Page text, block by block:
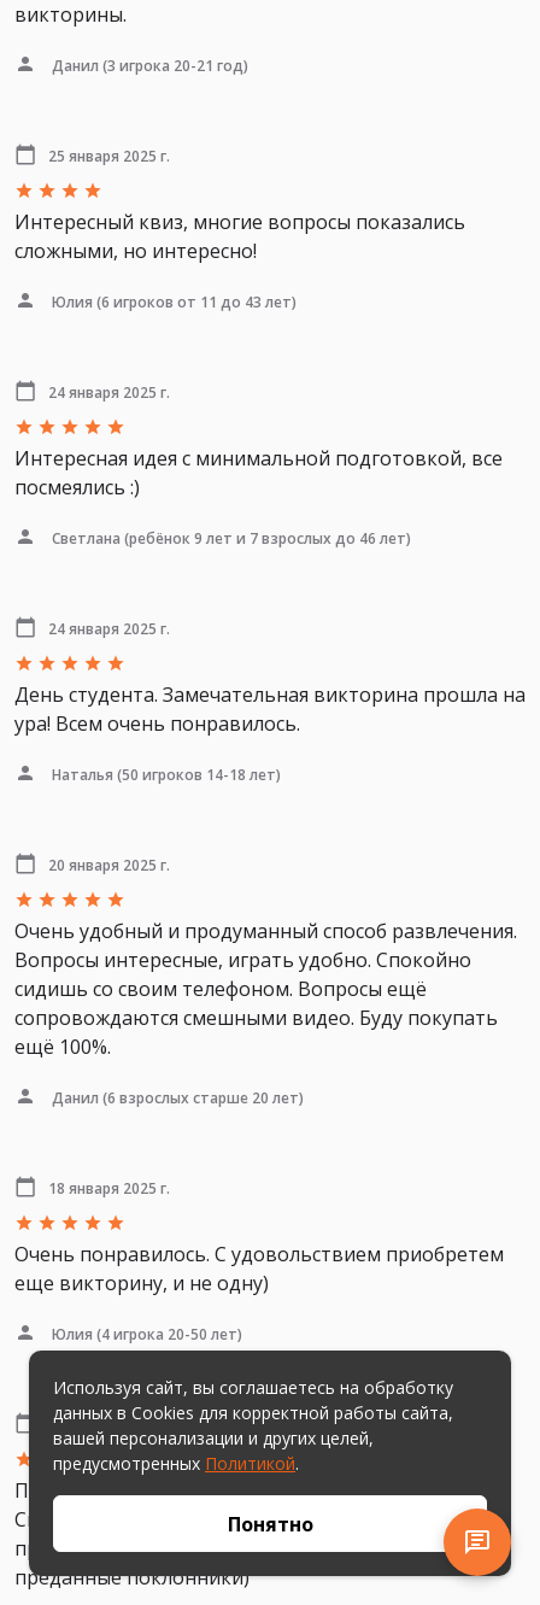
викторины.
Данил (3 игрока 20-21 год)
25 января 2025 г.
Интересный квиз, многие вопросы показались
сложными, но интересно!
Юлия (6 игроков от 11 до 43 лет)
24 января 2025 г.
Интересная идея с минимальной подготовкой, все
посмеялись :)
Светлана (ребёнок 9 лет и 7 взрослых до 46 лет)
24 января 2025 г.
День студента. Замечательная викторина прошла на
ура! Всем очень понравилось.
Наталья (50 игроков 14-18 лет)
20 января 2025 г.
Очень удобный и продуманный способ развлечения.
Вопросы интересные, играть удобно. Спокойно
сидишь со своим телефоном. Вопросы ещё
сопровождаются смешными видео. Буду покупать
ещё 100%.
Данил (6 взрослых старше 20 лет)
18 января 2025 г.
Очень понравилось. С удовольствием приобретем
еще викторину, и не одну)
Юлия (4 игрока 20-50 лет)
13 января 2025 г.
Прекрасная викторина к новогодним посиделкам.
Смеялись, были все участливы и радостны в самом
процессе. Спасибо за очередную игру. Ваши
преданные поклонники)
Используя сайт, вы соглашаетесь на обработку
данных в Cookies для корректной работы сайта,
вашей персонализации и других целей,
предусмотренных Политикой.
Понятно